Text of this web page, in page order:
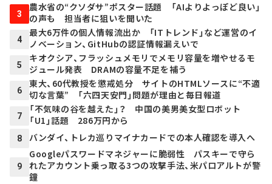
3
農水省の“クソダサ”ポスター話題 「AIよりよっぽど良い」
の声も 担当者に狙いを聞いた
4
最大6万件の個人情報流出か 「ITトレンド」など運営のイ
ノベーション、GitHubの認証情報漏えいで
5
キオクシア、フラッシュメモリでメモリ容量を増やせるモ
ジュール発表 DRAMの容量不足を補う
6
東大、60代教授を懲戒処分 サイトのHTMLソースに“不適
切な言葉” 「六四天安門」問題が理由と毎日報道
7
「不気味の谷を越えた」？ 中国の美男美女型ロボット
「U1」話題 286万円から
8 バンダイ、トレカ巡りマイナカードでの本人確認を導入へ
9
Googleパスワードマネジャーに脆弱性 パスキーで守ら
れたアカウント乗っ取る3つの攻撃手法、米パロアルトが警
鐘